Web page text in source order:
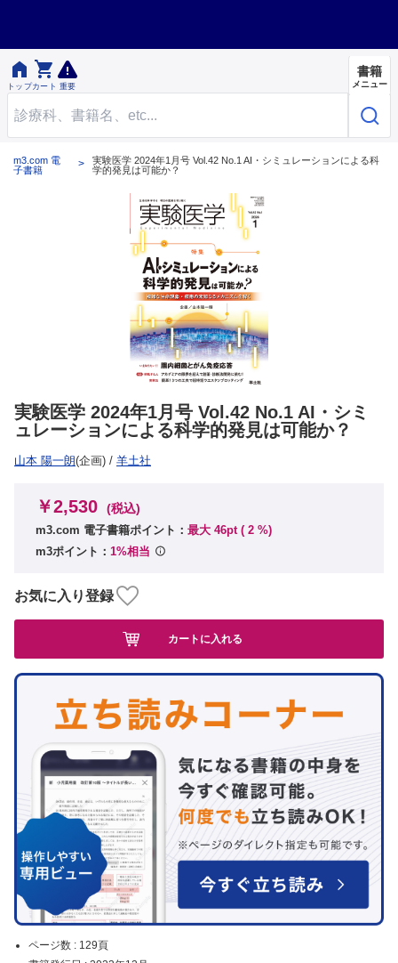

トップ

カート 重要
書籍
メニュー
m3.com 電
子書籍
実験医学 2024年1月号 Vol.42 No.1 AI・シミュレーションによる科
学的発見は可能か？
実験医学 2024年1月号 Vol.42 No.1 AI・シミ
ュレーションによる科学的発見は可能か？
山本 陽一朗(企画) / 羊土社
ページ数 : 129頁
￥2,530 (税込)
m3.com 電子書籍ポイント： 最大 46pt ( 2 %)
m3ポイント： 1%相当
お気に入り登録
カートに入れる